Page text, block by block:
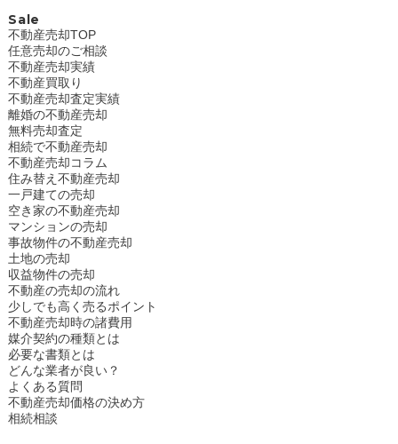
Sale
不動産売却TOP
任意売却のご相談
不動産売却実績
不動産買取り
不動産売却査定実績
離婚の不動産売却
無料売却査定
相続で不動産売却
不動産売却コラム
住み替え不動産売却
一戸建ての売却
空き家の不動産売却
マンションの売却
事故物件の不動産売却
土地の売却
収益物件の売却
不動産の売却の流れ
少しでも高く売るポイント
不動産売却時の諸費用
媒介契約の種類とは
必要な書類とは
どんな業者が良い？
よくある質問
不動産売却価格の決め方
相続相談